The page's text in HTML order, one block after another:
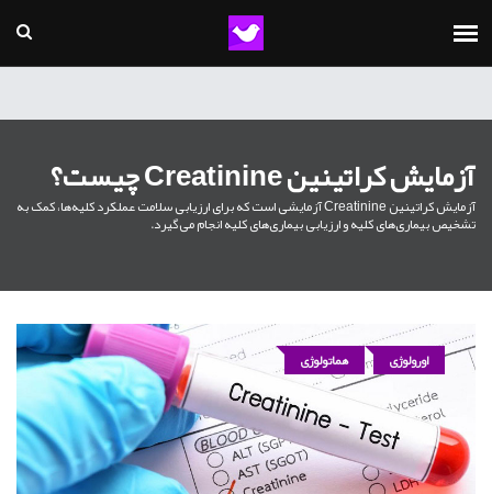
آزمایش کراتینین Creatinine چیست؟
آزمایش کراتینین Creatinine آزمایشی است که برای ارزیابی سلامت عملکرد کلیه‌ها، کمک به
تشخیص بیماری‌های کلیه و ارزیابی بیماری‌های کلیه انجام می‌گیرد.
اورولوژی هماتولوژی